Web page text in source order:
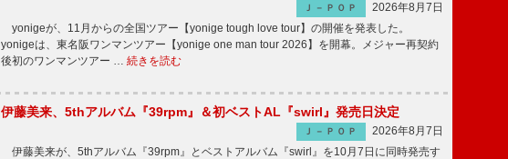
Ｊ－ＰＯＰ
2026年8月7日
yonigeが、11月からの全国ツアー【yonige tough love tour】の開催を発表した。
yonigeは、東名阪ワンマンツアー【yonige one man tour 2026】を開幕。メジャー再契約
後初のワンマンツアー … 続きを読む
伊藤美来、5thアルバム『39rpm』＆初ベストAL『swirl』発売日決定
Ｊ－ＰＯＰ
2026年8月7日
伊藤美来が、5thアルバム『39rpm』とベストアルバム『swirl』を10月7日に同時発売す